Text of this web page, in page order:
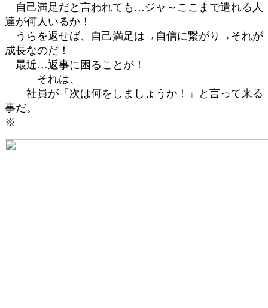
自己満足だと言われても…ジャ～ここまで遣れる人
達が何人いるか！
うらを返せば、自己満足は→自信に繋がり→それが
成長なのだ！
最近…返事に困ることが！
それは、
社員が「次は何をしましょうか！」と言って来る
事だ。
※